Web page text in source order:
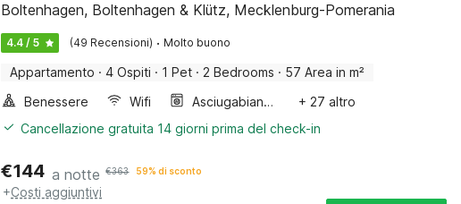
Boltenhagen, Boltenhagen & Klütz, Mecklenburg-Pomerania
4.4 / 5 (49 Recensioni) · Molto buono
Appartamento · 4 Ospiti · 1 Pet · 2 Bedrooms · 57 Area in m²
Benessere
Wifi Asciugabiancheria
+ 27 altro
Cancellazione gratuita 14 giorni prima del check-in
€144 a notte €363 59% di sconto
+Costi aggiuntivi